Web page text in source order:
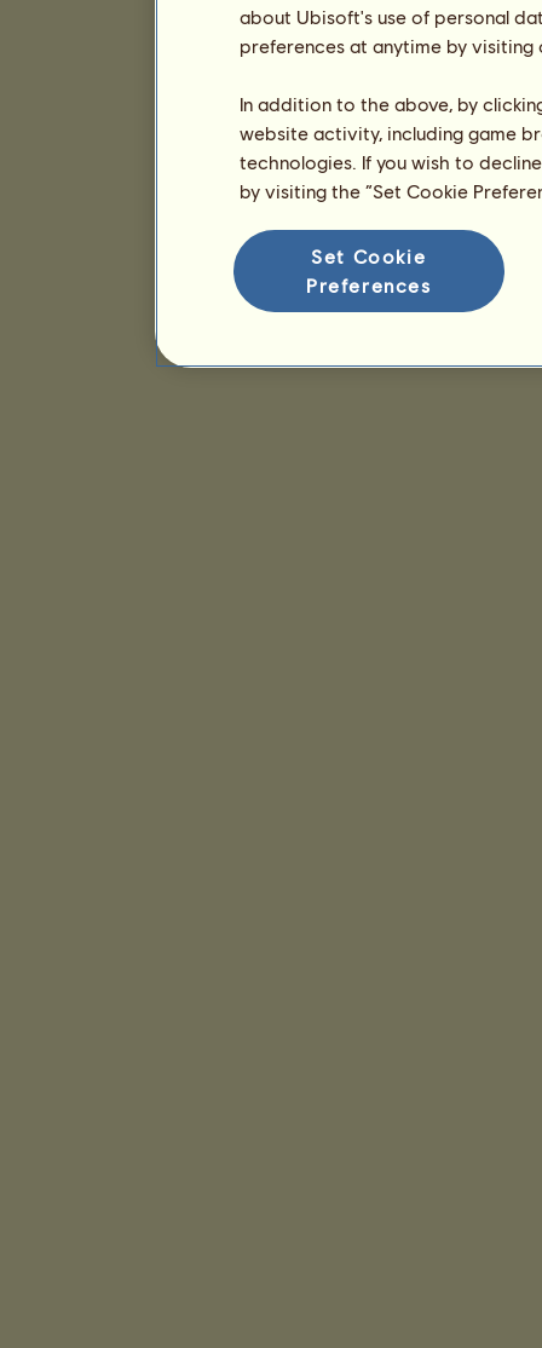
about Ubisoft's use of personal
preferences at anytime by
In addition to the above, by
website activity, including game
technologies. If you wish to
by visiting the “Set Cookie
Set Cookie
Preferences